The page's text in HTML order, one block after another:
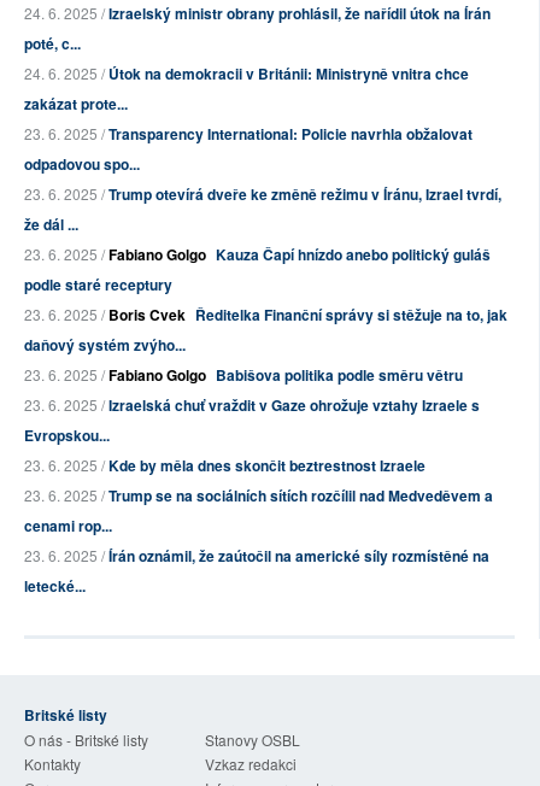
24. 6. 2025 /Izraelský ministr obrany prohlásil, že nařídil útok na Írán
poté, c...
24. 6. 2025 /Útok na demokracii v Británii: Ministryně vnitra chce
zakázat prote...
23. 6. 2025 /Transparency International: Policie navrhla obžalovat
odpadovou spo...
23. 6. 2025 /Trump otevírá dveře ke změně režimu v Íránu, Izrael tvrdí,
že dál ...
23. 6. 2025 /Fabiano Golgo Kauza Čapí hnízdo anebo politický guláš
podle staré receptury
23. 6. 2025 /Boris Cvek Ředitelka Finanční správy si stěžuje na to, jak
daňový systém zvýho...
23. 6. 2025 /Fabiano Golgo Babišova politika podle směru větru
23. 6. 2025 /Izraelská chuť vraždit v Gaze ohrožuje vztahy Izraele s
Evropskou...
23. 6. 2025 /Kde by měla dnes skončit beztrestnost Izraele
23. 6. 2025 /Trump se na sociálních sítích rozčílil nad Medveděvem a
cenami rop...
23. 6. 2025 /Írán oznámil, že zaútočil na americké síly rozmístěné na
letecké...
Britské listy
O nás - Britské listy
Stanovy OSBL
Kontakty
Vzkaz redakci